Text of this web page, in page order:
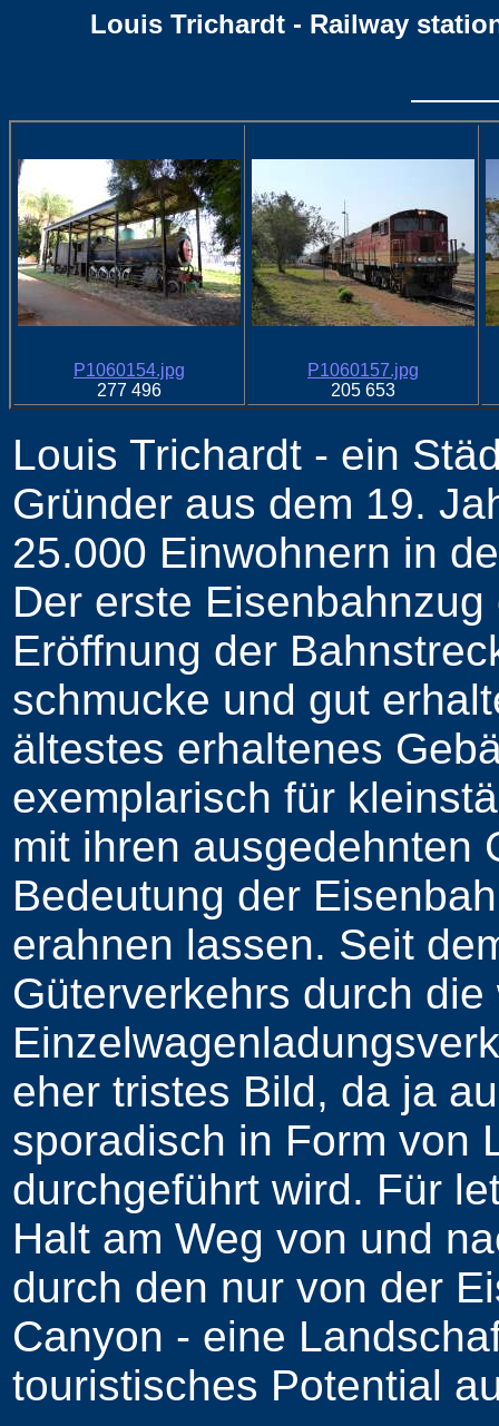
Louis Trichardt - Railway
P1060154.jpg
277 496
P1060157.jpg
205 653
Louis Trichardt - ein
Gründer aus dem 19.
25.000 Einwohnern in
Der erste
Eröffnung der
schmucke und gut
ältestes erhaltenes
exemplarisch für
mit ihren ausgedehnten
Bedeutung der
erahnen lassen. Seit
Güterverkehrs durch
eher tristes Bild, da ja
sporadisch in Form von
durchgeführt wird. Für
Halt am Weg von und
durch den nur von der
Canyon - eine
touristisches Potential